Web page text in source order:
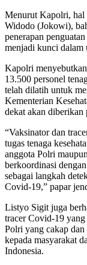
Menurut Kapolri, hal
Widodo (Jokowi),
penerapan
menjadi kunci dalam
Kapolri
13.500 personel
telah dilatih untuk
Kementerian
dekat akan diberikan
“Vaksinator dan
tugas tenaga
anggota Polri
berkoordinasi
sebagai langkah
Covid-19,” papar
Listyo Sigit juga
tracer Covid-19
Polri yang cakap
kepada masyarakat
Indonesia.